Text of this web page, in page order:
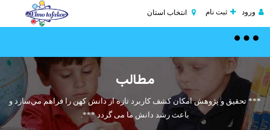
ورود ثبت نام انتخاب استان
Toggle
مطالب
*** تحقیق و پژوهش امكان كشف كاربرد تازه از دانش كهن را فراهم مي‌سازد و
باعث رشد دانش ما می گردد ***.